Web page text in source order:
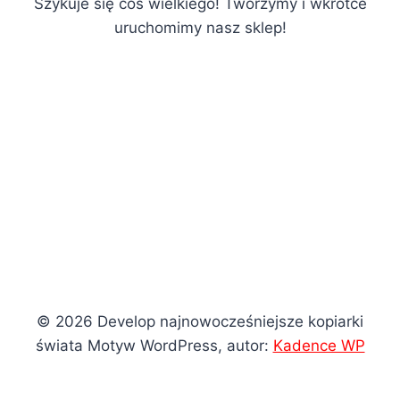
uruchomimy nasz sklep!
© 2026 Develop najnowocześniejsze kopiarki
świata Motyw WordPress, autor: Kadence WP